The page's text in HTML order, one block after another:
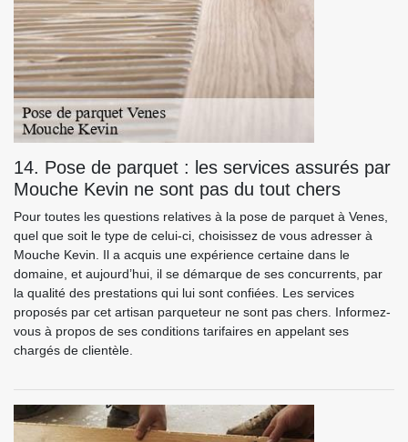
14. Pose de parquet : les services assurés par
Mouche Kevin ne sont pas du tout chers
Pour toutes les questions relatives à la pose de parquet à Venes,
quel que soit le type de celui-ci, choisissez de vous adresser à
Mouche Kevin. Il a acquis une expérience certaine dans le
domaine, et aujourd’hui, il se démarque de ses concurrents, par
la qualité des prestations qui lui sont confiées. Les services
proposés par cet artisan parqueteur ne sont pas chers. Informez-
vous à propos de ses conditions tarifaires en appelant ses
chargés de clientèle.